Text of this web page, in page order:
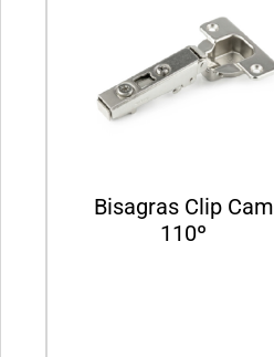
Bisagras Clip Cam
110º